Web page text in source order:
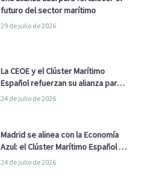
futuro del sector marítimo
29 de julio de 2026
La CEOE y el Clúster Marítimo
Español refuerzan su alianza para
impulsar una estrategia Nacional
24 de julio de 2026
Madrid se alinea con la Economía
Azul: el Clúster Marítimo Español y
la Real Liga Naval avanzan alianzas
24 de julio de 2026